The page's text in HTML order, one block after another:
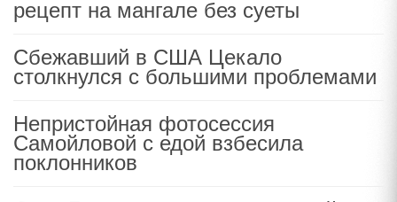
рецепт на мангале без суеты
Сбежавший в США Цекало
столкнулся с большими проблемами
Непристойная фотосессия
Самойловой с едой взбесила
поклонников